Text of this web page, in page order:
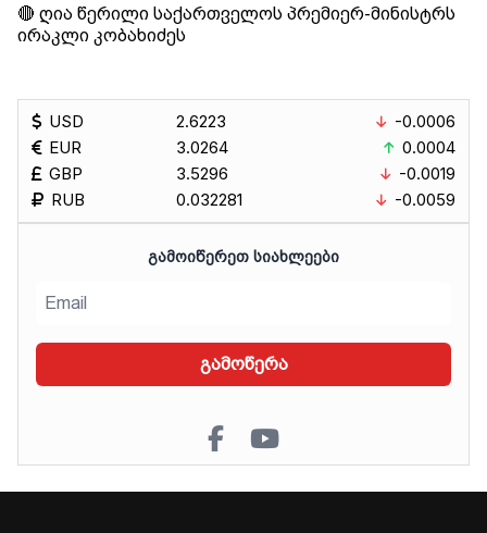
🔴 ღია წერილი საქართველოს პრემიერ-მინისტრს
ირაკლი კობახიძეს
USD
EUR
GBP
RUB
2.6223
3.0264
3.5296
0.032281
-0.0006
0.0004
-0.0019
-0.0059
ᲒᲐᲛᲝᲘᲬᲔᲠᲔᲗ ᲡᲘᲐᲮᲚᲔᲔᲑᲘ
გამოწერა